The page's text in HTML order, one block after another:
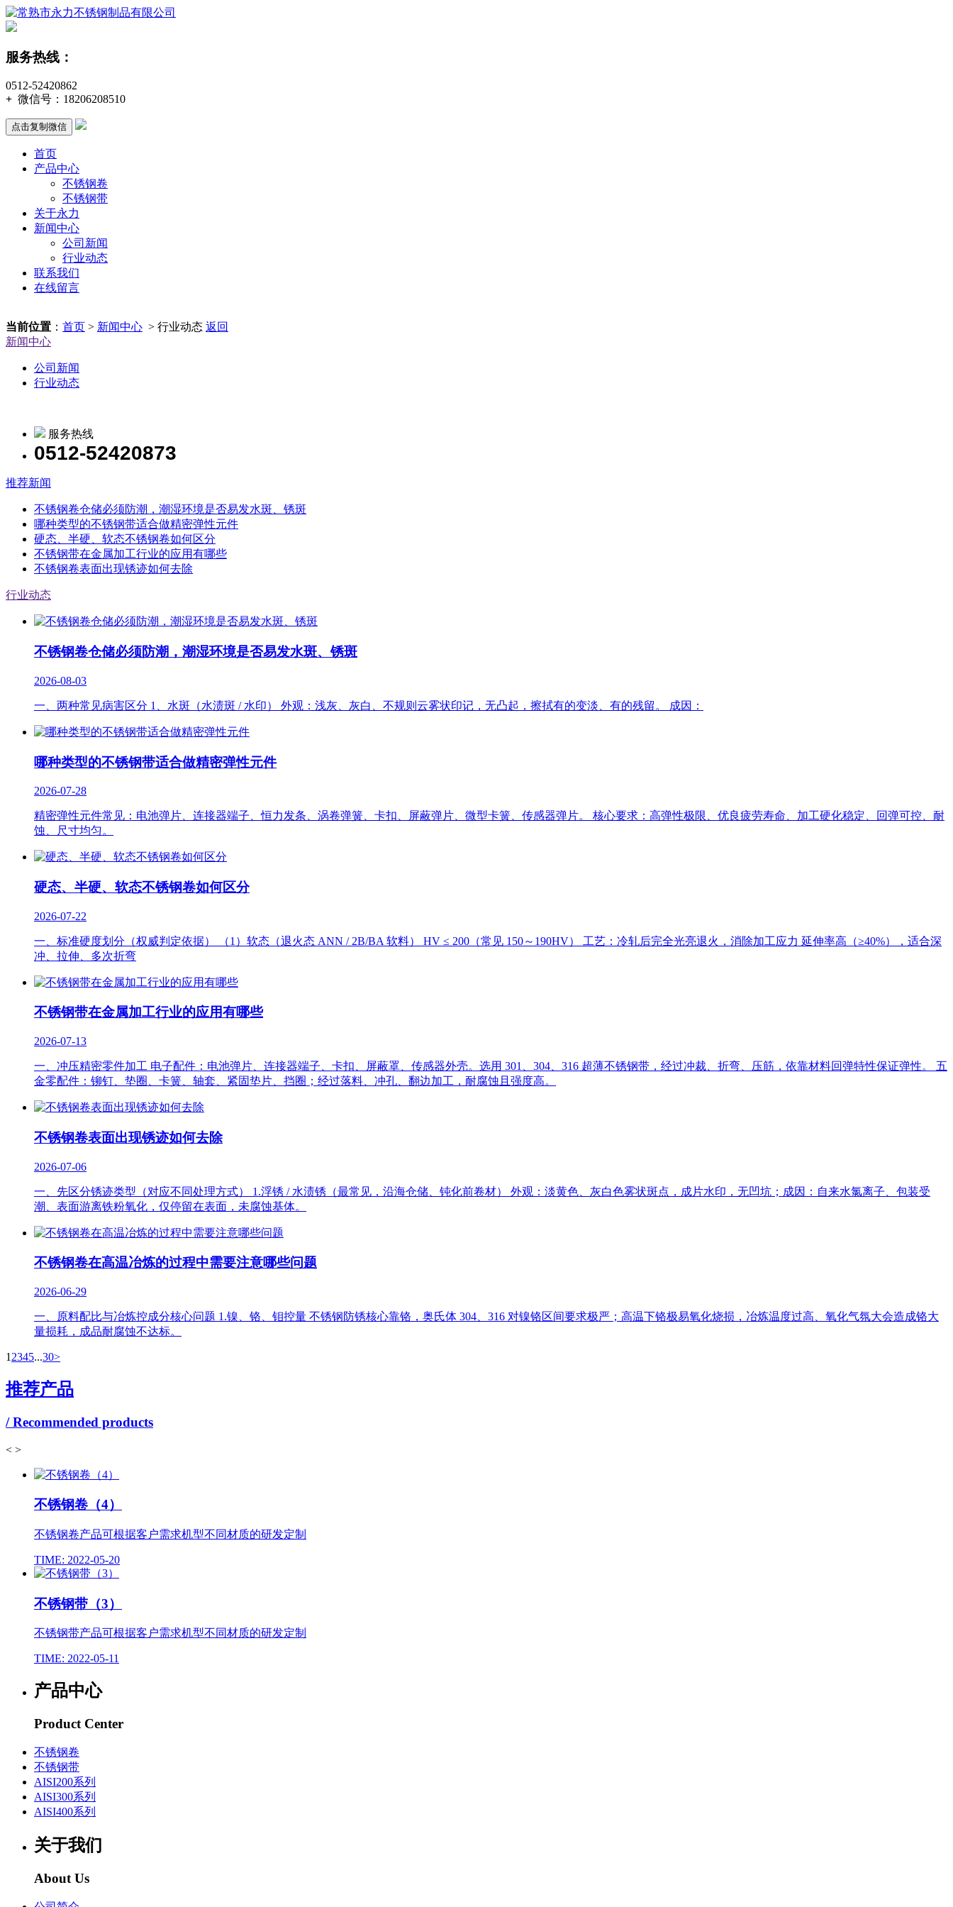
服务热线：
0512-52420862
+ 微信号： 18206208510
点击复制微信
首页
产品中心
不锈钢卷
不锈钢带
关于永力
新闻中心
公司新闻
行业动态
联系我们
在线留言
当前位置 ： 首页 > 新闻中心 > 行业动态 返回
新闻中心
公司新闻
行业动态
服务热线
0512-52420873
推荐新闻
不锈钢卷仓储必须防潮，潮湿环境是否易发水斑、锈斑
哪种类型的不锈钢带适合做精密弹性元件
硬态、半硬、软态不锈钢卷如何区分
不锈钢带在金属加工行业的应用有哪些
不锈钢卷表面出现锈迹如何去除
行业动态
不锈钢卷仓储必须防潮，潮湿环境是否易发水斑、锈斑
2026-08-03
一、两种常见病害区分 1、水斑（水渍斑 / 水印） 外观：浅灰、灰白、不规则云雾状印记，无凸起，擦拭有的变淡、有的残留。 成因：
哪种类型的不锈钢带适合做精密弹性元件
2026-07-28
精密弹性元件常见：电池弹片、连接器端子、恒力发条、涡卷弹簧、卡扣、屏蔽弹片、微型卡簧、传感器弹片。 核心要求：高弹性极限、优良疲劳寿命、加工硬化稳定、回弹可控、耐
蚀、尺寸均匀。
硬态、半硬、软态不锈钢卷如何区分
2026-07-22
一、标准硬度划分（权威判定依据） （1）软态（退火态 ANN / 2B/BA 软料） HV ≤ 200（常见 150～190HV） 工艺：冷轧后完全光亮退火，消除加工应力 延伸率高（≥40%），适合深
冲、拉伸、多次折弯
不锈钢带在金属加工行业的应用有哪些
2026-07-13
一、冲压精密零件加工 电子配件：电池弹片、连接器端子、卡扣、屏蔽罩、传感器外壳。选用 301、304、316 超薄不锈钢带，经过冲裁、折弯、压筋，依靠材料回弹特性保证弹性。 五
金零配件：铆钉、垫圈、卡簧、轴套、紧固垫片、挡圈；经过落料、冲孔、翻边加工，耐腐蚀且强度高。
不锈钢卷表面出现锈迹如何去除
2026-07-06
一、先区分锈迹类型（对应不同处理方式） 1.浮锈 / 水渍锈（最常见，沿海仓储、钝化前卷材） 外观：淡黄色、灰白色雾状斑点，成片水印，无凹坑；成因：自来水氯离子、包装受
潮、表面游离铁粉氧化，仅停留在表面，未腐蚀基体。
不锈钢卷在高温冶炼的过程中需要注意哪些问题
2026-06-29
一、原料配比与冶炼控成分核心问题 1.镍、铬、钼控量 不锈钢防锈核心靠铬，奥氏体 304、316 对镍铬区间要求极严；高温下铬极易氧化烧损，冶炼温度过高、氧化气氛大会造成铬大
量损耗，成品耐腐蚀不达标。
1 2345...30>
推荐产品
/ Recommended products
< >
不锈钢卷（4）
不锈钢卷产品可根据客户需求机型不同材质的研发定制
TIME: 2022-05-20
不锈钢带（3）
不锈钢带产品可根据客户需求机型不同材质的研发定制
TIME: 2022-05-11
产品中心
Product Center
不锈钢卷
不锈钢带
AISI200系列
AISI300系列
AISI400系列
关于我们
About Us